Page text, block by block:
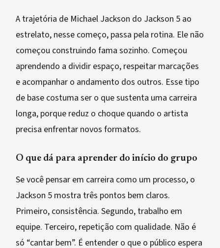
A trajetória de Michael Jackson do Jackson 5 ao
estrelato, nesse começo, passa pela rotina. Ele não
começou construindo fama sozinho. Começou
aprendendo a dividir espaço, respeitar marcações
e acompanhar o andamento dos outros. Esse tipo
de base costuma ser o que sustenta uma carreira
longa, porque reduz o choque quando o artista
precisa enfrentar novos formatos.
O que dá para aprender do início do grupo
Se você pensar em carreira como um processo, o
Jackson 5 mostra três pontos bem claros.
Primeiro, consistência. Segundo, trabalho em
equipe. Terceiro, repetição com qualidade. Não é
só “cantar bem”. É entender o que o público espera